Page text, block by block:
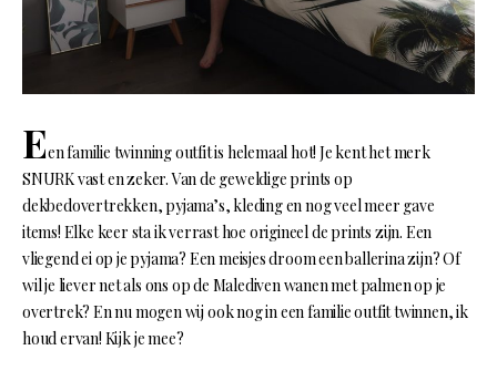
Een familie twinning outfit is helemaal hot! Je kent het merk
SNURK vast en zeker. Van de geweldige prints op
dekbedovertrekken, pyjama’s, kleding en nog veel meer gave
items! Elke keer sta ik verrast hoe origineel de prints zijn. Een
vliegend ei op je pyjama? Een meisjes droom een ballerina zijn? Of
wil je liever net als ons op de Malediven wanen met palmen op je
overtrek? En nu mogen wij ook nog in een familie outfit twinnen, ik
houd ervan! Kijk je mee?